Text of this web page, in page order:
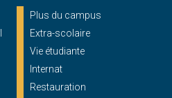
Plus du campus
Extra-scolaire
Vie étudiante
Internat
Restauration